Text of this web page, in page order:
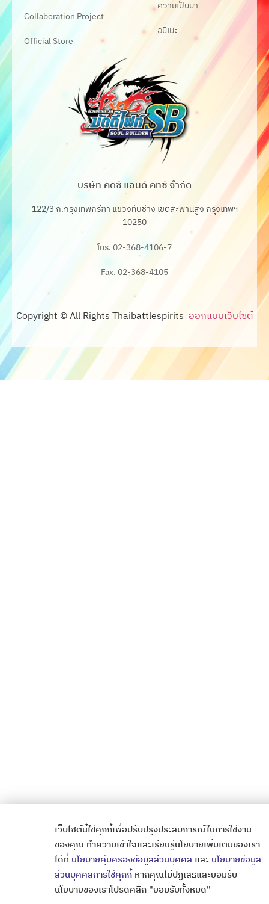
Collaboration Project
Official Store
ความเป็นมา
อนิเมะ
บริษัท คิดซ์ แอนด์ คิทซ์ จำกัด
122/3 ถ.กรุงเทพกรีฑา แขวงทับช้าง เขตสะพานสูง กรุงเทพฯ
10250
โทร. 02-368-4106-7
Fax. 02-368-4105
Copyright © All Rights Thaibattlespirits ออกแบบเว็บไซต์
เว็บไซต์นี้ใช้คุกกี้เพื่อปรับปรุงประสบการณ์ในการใช้งาน
ของคุณ ทำความเข้าใจและเรียนรู้นโยบายเพิ่มเติมของเรา
ได้ที่ นโยบายคุ้มครองข้อมูลส่วนบุคคล และ นโยบายข้อมูล
ส่วนบุคคลการใช้คุกกี้หากคุณไม่ปฏิเสธและยอมรับ
นโยบายของเราโปรดคลิก "ยอมรับทั้งหมด"